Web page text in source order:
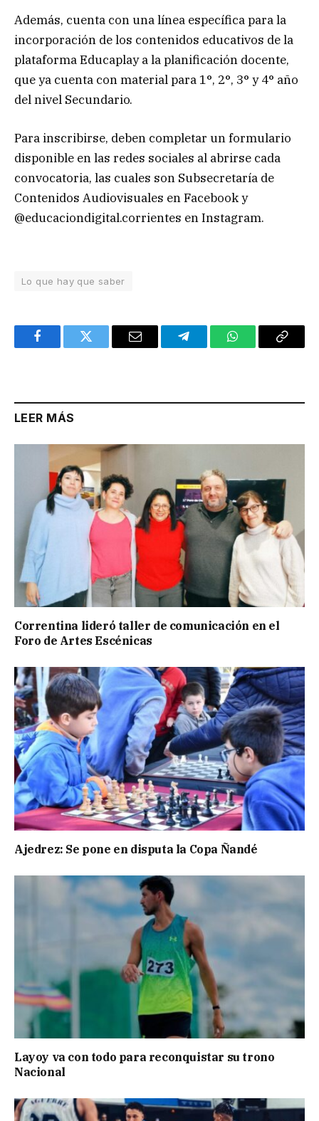
Además, cuenta con una línea específica para la
incorporación de los contenidos educativos de la
plataforma Educaplay a la planificación docente,
que ya cuenta con material para 1°, 2°, 3° y 4° año
del nivel Secundario.
Para inscribirse, deben completar un formulario
disponible en las redes sociales al abrirse cada
convocatoria, las cuales son Subsecretaría de
Contenidos Audiovisuales en Facebook y
@educaciondigital.corrientes en Instagram.
Lo que hay que saber
FacebookTwitter Email TelegramWhatsAppCopy
LEER MÁS
Correntina lideró taller de comunicación en el
Foro de Artes Escénicas
Ajedrez: Se pone en disputa la Copa Ñandé
Layoy va con todo para reconquistar su trono
Nacional